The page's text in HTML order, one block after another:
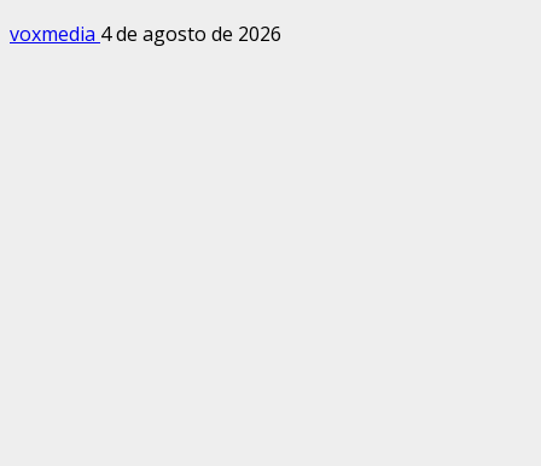
voxmedia 4 de agosto de 2026